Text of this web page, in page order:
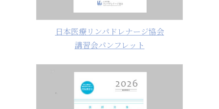
日本医療リンパドレナージ協会
講習会パンフレット